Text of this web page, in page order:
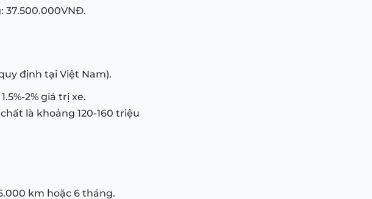
37.500.000VNĐ.
định tại Việt Nam).
2% giá trị xe.
là khoảng 120-160 triệu
km hoặc 6 tháng.